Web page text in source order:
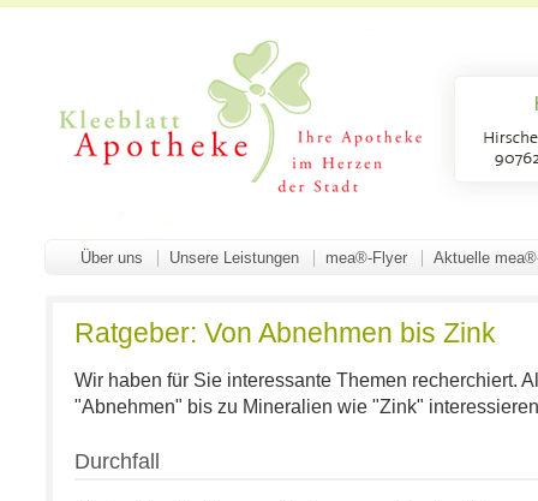
Über uns Unsere Leistungen mea®-Flyer Aktuelle
Ratgeber: Von Abnehmen bis Zink
Wir haben für Sie interessante Themen recherchiert.
"Abnehmen" bis zu Mineralien wie "Zink"
Durchfall